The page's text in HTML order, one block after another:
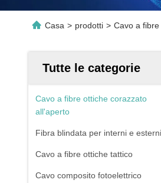
Casa > prodotti > Cavo a
Tutte le categorie
Cavo a fibre ottiche corazzato
all'aperto
Fibra blindata per interni e esterni
Cavo a fibre ottiche tattico
Cavo composito fotoelettrico